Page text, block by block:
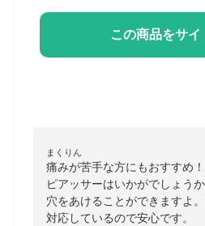
この商品をサイ
まくりん
痛みが苦手な方にもおすすめ
ピアッサーはいかがでしょう
穴をあけることができますよ
対応しているので安心です。